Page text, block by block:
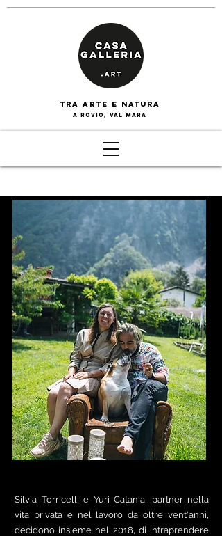
tra arte e naturA
a rovio, val mara
SILVIA &
YURI
Silvia Torricelli e Yuri Catania, partner nella
vita privata e nel lavoro da oltre vent'anni,
decidono insieme nel 2018, di intraprendere